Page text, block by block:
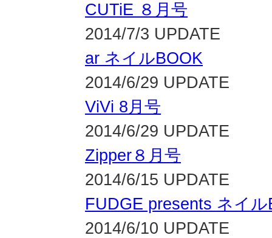
CUTiE ８月号
2014/7/3 UPDATE
ar ネイルBOOK
2014/6/29 UPDATE
ViVi 8月号
2014/6/29 UPDATE
Zipper８月号
2014/6/15 UPDATE
FUDGE presents ネイ
2014/6/10 UPDATE